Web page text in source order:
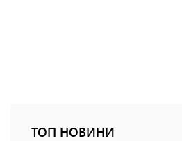
ТОП НОВИНИ